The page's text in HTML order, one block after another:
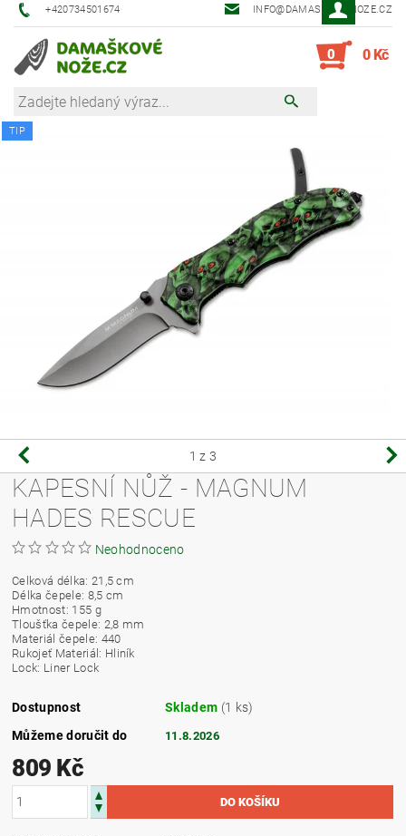
+420734501674 INFO@DAMASKOVE-NOZE.CZ
0 0 Kč
TIP
1 z 3
KAPESNÍ NŮŽ - MAGNUM
HADES RESCUE
Neohodnoceno
Celková délka: 21,5 cm
Délka čepele: 8,5 cm
Hmotnost: 155 g
Tloušťka čepele: 2,8 mm
Materiál čepele: 440
Rukojeť Materiál: Hliník
Lock: Liner Lock
Dostupnost Skladem (1 ks)
Můžeme doručit do
11.8.2026
809 Kč